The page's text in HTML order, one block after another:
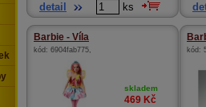
detail ks
Barbie - Víla
kód: 6904fab775,
skladem
469 Kč
kód: